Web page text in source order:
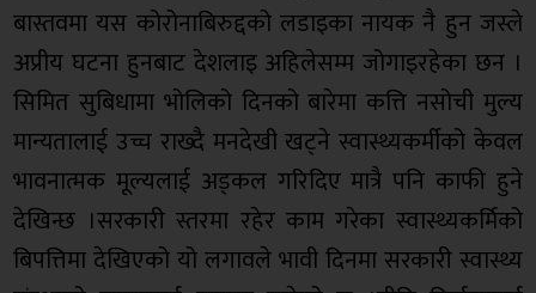
बास्तवमा यस कोरोनाबिरुद्दको लडाइका नायक नै हुन जस्ले
अप्रीय घटना हुनबाट देशलाइ अहिलेसम्म जोगाइरहेका छन ।
सिमित सुबिधामा भोलिको दिनको बारेमा कत्ति नसोची मुल्य
मान्यतालाई उच्च राख्दै मनदेखी खट्ने स्वास्थ्यकर्मीको केवल
भावनात्मक मूल्यलाई अड्कल गरिदिए मात्रै पनि काफी हुने
देखिन्छ ।सरकारी स्तरमा रहेर काम गरेका स्वास्थ्यकर्मिको
बिपत्तिमा देखिएको यो लगावले भावी दिनमा सरकारी स्वास्थ्य